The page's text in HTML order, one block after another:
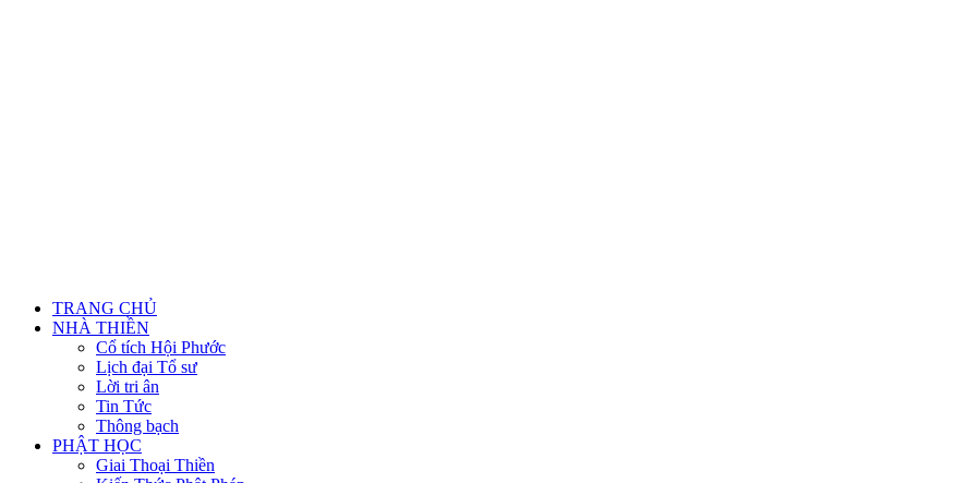
TRANG CHỦ
NHÀ THIỀN
Cổ tích Hội Phước
Lịch đại Tổ sư
Lời tri ân
Tin Tức
Thông bạch
PHẬT HỌC
Giai Thoại Thiền